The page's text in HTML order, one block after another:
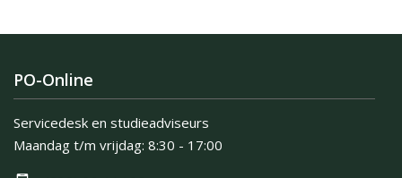
PO-Online
Servicedesk en studieadviseurs
Maandag t/m vrijdag: 8:30 - 17:00